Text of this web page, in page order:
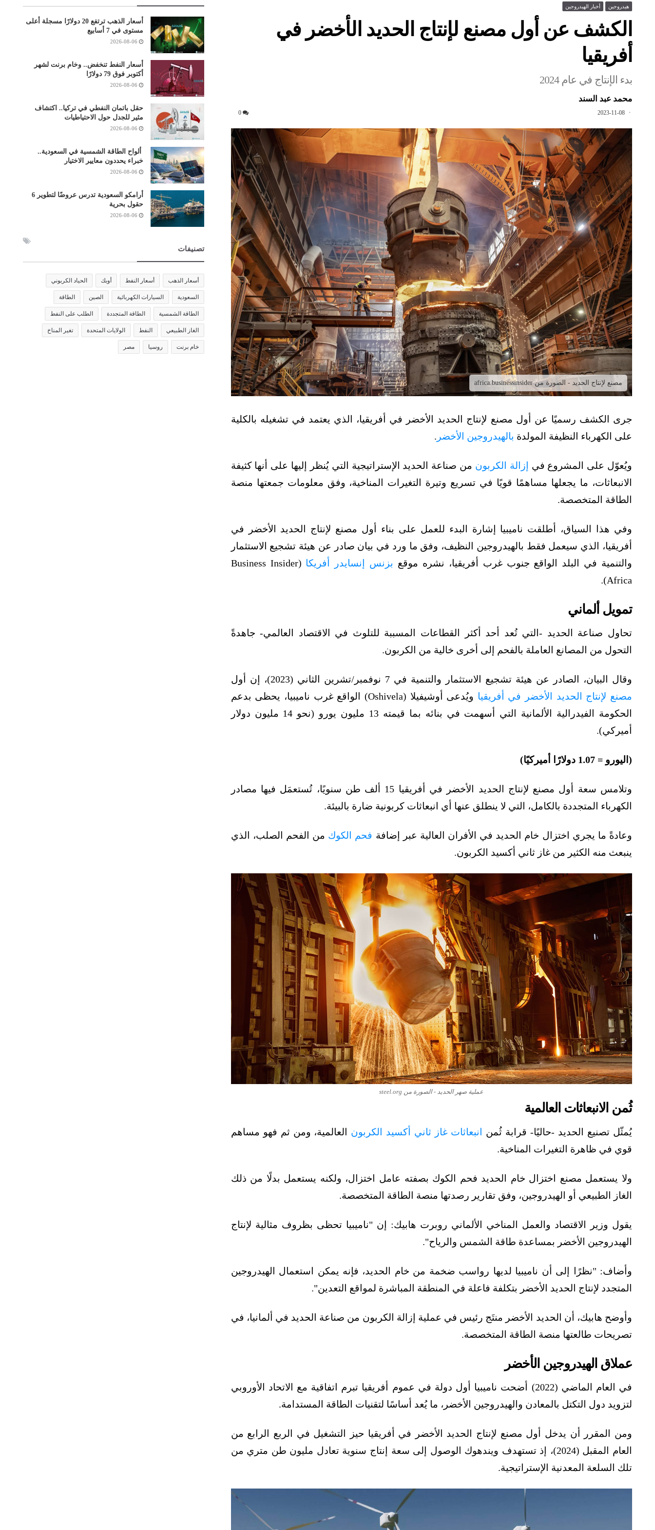
هيدروجين أخبار الهيدروجين
الكشف عن أول مصنع لإنتاج الحديد الأخضر في
أفريقيا
بدء الإنتاج في عام 2024
محمد عبد السند
2023-11-08
0
مصنع لإنتاج الحديد - الصورة من africa.businessinsider
جرى الكشف رسميًا عن أول مصنع لإنتاج الحديد الأخضر في أفريقيا، الذي يعتمد في تشغيله بالكلية
على الكهرباء النظيفة المولدة بالهيدروجين الأخضر .
ويُعوّل على المشروع في إزالة الكربون من صناعة الحديد الإستراتيجية التي يُنظر إليها على أنها كثيفة
الانبعاثات، ما يجعلها مساهمًا قويًا في تسريع وتيرة التغيرات المناخية، وفق معلومات جمعتها منصة
الطاقة المتخصصة.
وفي هذا السياق، أطلقت ناميبيا إشارة البدء للعمل على بناء أول مصنع لإنتاج الحديد الأخضر في
أفريقيا، الذي سيعمل فقط بالهيدروجين النظيف، وفق ما ورد في بيان صادر عن هيئة تشجيع الاستثمار
والتنمية في البلد الواقع جنوب غرب أفريقيا، نشره موقع بزنس إنسايدر أفريكا
(Business Insider
Africa).
تمويل ألماني
تحاول صناعة الحديد -التي تُعد أحد أكثر القطاعات المسببة للتلوث في الاقتصاد العالمي- جاهدةً
التحول من المصانع العاملة بالفحم إلى أخرى خالية من الكربون.
وقال البيان، الصادر عن هيئة تشجيع الاستثمار والتنمية في 7 نوفمبر/تشرين الثاني (2023)، إن أول
مصنع لإنتاج الحديد الأخضر في أفريقيا
ويُدعى أوشيفيلا (Oshivela) الواقع غرب ناميبيا، يحظى بدعم
الحكومة الفيدرالية الألمانية التي أسهمت في بنائه بما قيمته 13 مليون يورو (نحو 14 مليون دولار
أميركي).
(اليورو = 1.07 دولارًا أميركيًا)
وتلامس سعة أول مصنع لإنتاج الحديد الأخضر في أفريقيا 15 ألف طن سنويًا، تُستعمَل فيها مصادر
الكهرباء المتجددة بالكامل، التي لا ينطلق عنها أي انبعاثات كربونية ضارة بالبيئة.
وعادةً ما يجري اختزال خام الحديد في الأفران العالية عبر إضافة فحم الكوك من الفحم الصلب، الذي
ينبعث منه الكثير من غاز ثاني أكسيد الكربون.
عملية صهر الحديد - الصورة من steel.org
ثُمن الانبعاثات العالمية
يُمثّل تصنيع الحديد -حاليًا- قرابة ثُمن انبعاثات غاز ثاني أكسيد الكربون العالمية، ومن ثم فهو مساهم
قوي في ظاهرة التغيرات المناخية.
ولا يستعمل مصنع اختزال خام الحديد فحم الكوك بصفته عامل اختزال، ولكنه يستعمل بدلًا من ذلك
الغاز الطبيعي أو الهيدروجين، وفق تقارير رصدتها منصة الطاقة المتخصصة.
يقول وزير الاقتصاد والعمل المناخي الألماني روبرت هابيك: إن "ناميبيا تحظى بظروف مثالية لإنتاج
الهيدروجين الأخضر بمساعدة طاقة الشمس والرياح".
وأضاف: "نظرًا إلى أن ناميبيا لديها رواسب ضخمة من خام الحديد، فإنه يمكن استعمال الهيدروجين
المتجدد لإنتاج الحديد الأخضر بتكلفة فاعلة في المنطقة المباشرة لمواقع التعدين".
وأوضح هابيك، أن الحديد الأخضر منتَج رئيس في عملية إزالة الكربون من صناعة الحديد في ألمانيا، في
تصريحات طالعتها منصة الطاقة المتخصصة.
عملاق الهيدروجين الأخضر
في العام الماضي (2022) أضحت ناميبيا أول دولة في عموم أفريقيا تبرم اتفاقية مع الاتحاد الأوروبي
لتزويد دول التكتل بالمعادن والهيدروجين الأخضر، ما يُعد أساسًا لتقنيات الطاقة المستدامة.
ومن المقرر أن يدخل أول مصنع لإنتاج الحديد الأخضر في أفريقيا حيز التشغيل في الربع الرابع من
العام المقبل (2024)، إذ تستهدف ويندهوك الوصول إلى سعة إنتاج سنوية تعادل مليون طن متري من
تلك السلعة المعدنية الإستراتيجية.
أسعار الذهب ترتفع 20 دولارًا مسجلة أعلى
مستوى في 7 أسابيع
2026-08-06
أسعار النفط تنخفض.. وخام برنت لشهر
أكتوبر فوق 79 دولارًا
2026-08-06
حقل باتمان النفطي في تركيا.. اكتشاف
مثير للجدل حول الاحتياطيات
2026-08-06
ألواح الطاقة الشمسية في السعودية..
خبراء يحددون معايير الاختيار
2026-08-06
أرامكو السعودية تدرس عروضًا لتطوير 6
حقول بحرية
2026-08-06
تصنيفات
أسعار الذهب أسعار النفط أوبك الحياد الكربوني
السعودية السيارات الكهربائية الصين الطاقة
الطاقة الشمسية الطاقة المتجددة الطلب على النفط
الغاز الطبيعي النفط الولايات المتحدة تغير المناخ
خام برنت روسيا مصر